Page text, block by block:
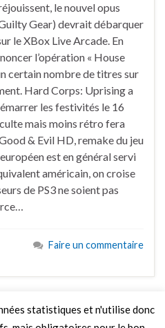
le nouvel opus
Gear) devrait débarquer
le XBox Live Arcade. En
l’opération « House
certain nombre de titres sur
Hard Corps: Uprising a
les festivités le 16
mais moins rétro fera
& Evil HD, remake du jeu
est en général servi
américain, on croise
de PS3 ne soient pas
Faire un commentaire
statistiques et n'utilise donc